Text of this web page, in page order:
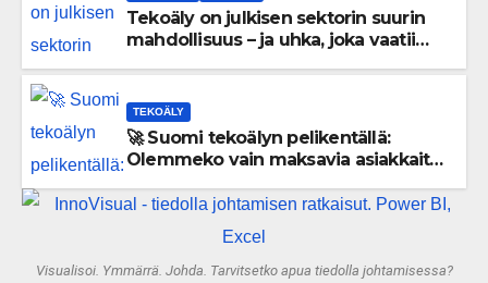
Tekoäly on julkisen sektorin suurin
mahdollisuus – ja uhka, joka vaatii
TEKOÄLY
🚀 Suomi tekoälyn pelikentällä:
Olemmeko vain maksavia asiakkaita
gigatehtaan?
Visualisoi. Ymmärrä. Johda. Tarvitsetko apua tiedolla johtamisessa?